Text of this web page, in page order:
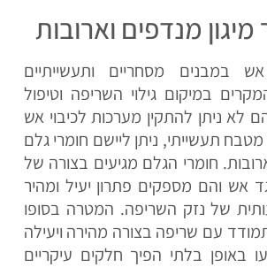
מיגון מנדפים וארובות
במבנים מסחריים ותעשייתיים
במיקום גילוי השריפה וטיפול
לא ניתן להתקין מערכות לכיבוי אש
תעשייתי, ניתן ליישם חומרי גלם
חומרי הגלם מגיעים בצורה של
אש והם מספקים פתרון יעיל ומהיר
של נזק השריפה. המטרה בסופו
עם שריפה בצורה מהירה ויעילה
באופן בלתי הפיך חלקים עיקריים